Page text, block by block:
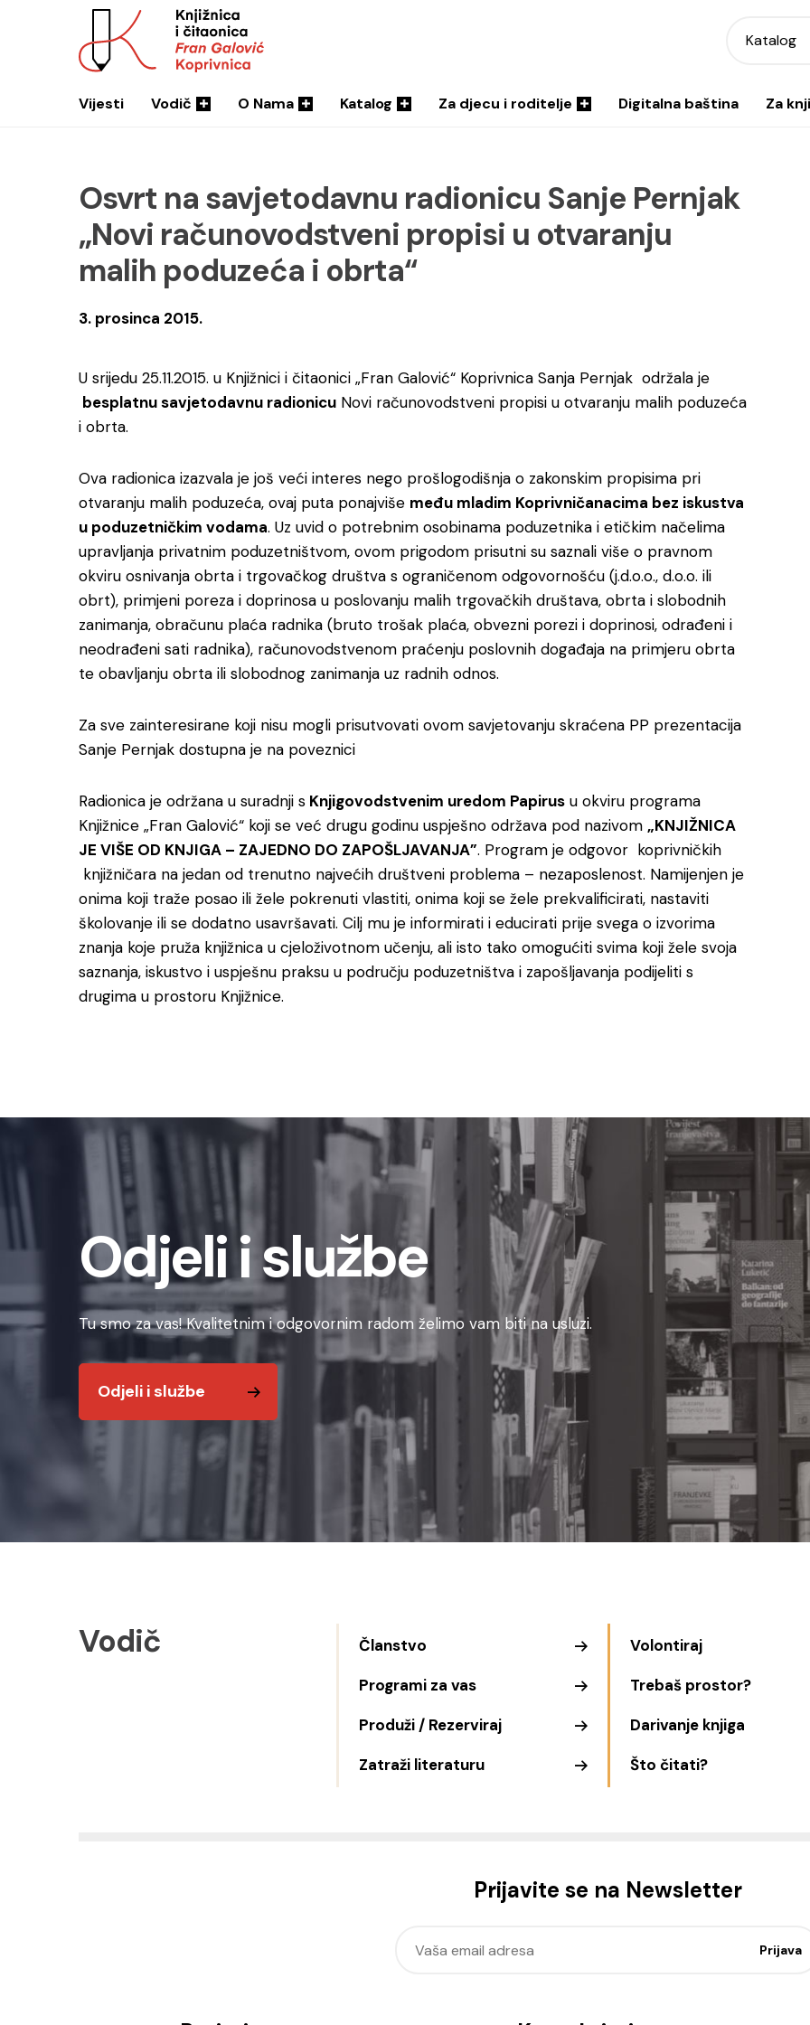
Katalog
Vijesti Vodič O Nama Katalog Za djecu i roditelje Digitalna baština Za
Osvrt na savjetodavnu radionicu Sanje Pernjak
„Novi računovodstveni propisi u otvaranju
malih poduzeća i obrta“
3. prosinca 2015.
U srijedu 25.11.2015. u Knjižnici i čitaonici „Fran Galović“ Koprivnica Sanja Pernjak održala je
besplatnu savjetodavnu radionicu Novi računovodstveni propisi u otvaranju malih poduzeća
i obrta.
Ova radionica izazvala je još veći interes nego prošlogodišnja o zakonskim propisima pri
otvaranju malih poduzeća, ovaj puta ponajviše među mladim Koprivničanacima bez iskustva
u poduzetničkim vodama. Uz uvid o potrebnim osobinama poduzetnika i etičkim načelima
upravljanja privatnim poduzetništvom, ovom prigodom prisutni su saznali više o pravnom
okviru osnivanja obrta i trgovačkog društva s ograničenom odgovornošću (j.d.o.o., d.o.o. ili
obrt), primjeni poreza i doprinosa u poslovanju malih trgovačkih društava, obrta i slobodnih
zanimanja, obračunu plaća radnika (bruto trošak plaća, obvezni porezi i doprinosi, odrađeni i
neodrađeni sati radnika), računovodstvenom praćenju poslovnih događaja na primjeru obrta
te obavljanju obrta ili slobodnog zanimanja uz radnih odnos.
Za sve zainteresirane koji nisu mogli prisutvovati ovom savjetovanju skraćena PP prezentacija
Sanje Pernjak dostupna je na poveznici
Radionica je održana u suradnji s Knjigovodstvenim uredom Papirus u okviru programa
Knjižnice „Fran Galović“ koji se već drugu godinu uspješno održava pod nazivom „KNJIŽNICA
JE VIŠE OD KNJIGA – ZAJEDNO DO ZAPOŠLJAVANJA”. Program je odgovor koprivničkih
knjižničara na jedan od trenutno najvećih društveni problema – nezaposlenost. Namijenjen je
onima koji traže posao ili žele pokrenuti vlastiti, onima koji se žele prekvalificirati, nastaviti
školovanje ili se dodatno usavršavati. Cilj mu je informirati i educirati prije svega o izvorima
znanja koje pruža knjižnica u cjeloživotnom učenju, ali isto tako omogućiti svima koji žele svoja
saznanja, iskustvo i uspješnu praksu u području poduzetništva i zapošljavanja podijeliti s
drugima u prostoru Knjižnice.
Odjeli i službe
Tu smo za vas! Kvalitetnim i odgovornim radom želimo vam biti na usluzi.
Odjeli i službe
Vodič
Članstvo
Programi za vas
Produži / Rezerviraj
Zatraži literaturu
Volontiraj
Trebaš prostor?
Darivanje knjiga
Što čitati?
Prijavite se na Newsletter